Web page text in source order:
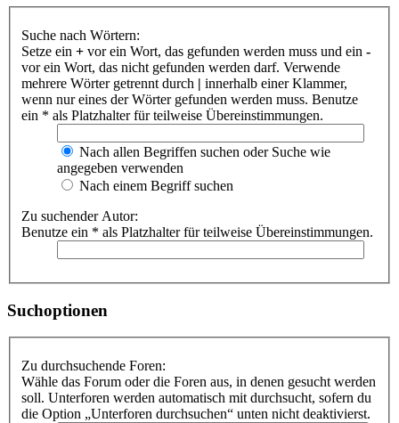
Suche nach Wörtern:
Setze ein + vor ein Wort, das gefunden werden muss und ein -
vor ein Wort, das nicht gefunden werden darf. Verwende
mehrere Wörter getrennt durch | innerhalb einer Klammer,
wenn nur eines der Wörter gefunden werden muss. Benutze
ein * als Platzhalter für teilweise Übereinstimmungen.
Nach allen Begriffen suchen oder Suche wie
angegeben verwenden
Nach einem Begriff suchen
Zu suchender Autor:
Benutze ein * als Platzhalter für teilweise Übereinstimmungen.
Suchoptionen
Zu durchsuchende Foren:
Wähle das Forum oder die Foren aus, in denen gesucht werden
soll. Unterforen werden automatisch mit durchsucht, sofern du
die Option „Unterforen durchsuchen“ unten nicht deaktivierst.